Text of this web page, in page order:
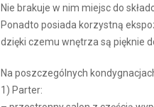
Nie brakuje w nim miejsc do
Ponadto posiada korzystną
dzięki czemu wnętrza są pięknie
Na poszczególnych
1) Parter: